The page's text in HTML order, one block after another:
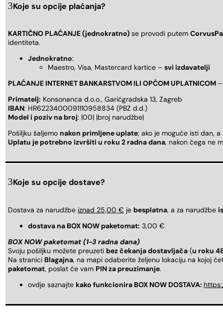
Koje su opcije plaćanja?
KARTIČNO PLAĆANJE (jednokratno) se provodi putem
identiteta.
Jednokratno:
Maestro, Visa, Mastercard kartice – svi izdavatelji
PLAĆANJE INTERNET BANKARSTVOM ILI OPĆOM UPLATNICOM
Primatelj: Konsonanca d.o.o., Garićgradska 13, Zagreb
IBAN: HR6223400091110958834 (PBZ d.d.)
Model i poziv na broj: |00| |broj narudžbe|
Pošiljku šaljemo nakon primljene uplate; ako je moguće isti dan,
Uplatu je potrebno izvršiti u roku 2 radna dana, nakon čega ne
Koje su opcije dostave?
Dostava za narudžbe iznad 25,00 € je besplatna, a za narudžbe
dostava na BOX NOW paketomat: 3,00 €
BOX NOW paketomat (1-3 radna dana)
Svoju pošiljku možete preuzeti bez čekanja dostavljača (u roku
Na stranici Blagajna, na mapi odaberite željenu lokaciju na kojoj
paketomat, poslat će vam PIN za preuzimanje.
ovdje saznajte kako funkcionira BOX NOW DOSTAVA: